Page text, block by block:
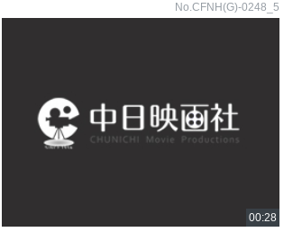
No.CFNH(G)-0248_5